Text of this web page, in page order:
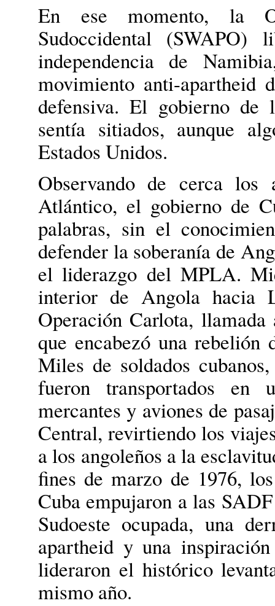
En ese momento, la
Sudoccidental
independencia de
movimiento anti-apartheid
defensiva. El gobierno
sentía sitiados, aunque
Estados Unidos.
Observando de cerca
Atlántico, el gobierno de
palabras, sin el
defender la soberanía de
el liderazgo del MPLA.
interior de Angola hacia
Operación Carlota,
que encabezó una
Miles de soldados
fueron transportados en
mercantes y aviones de
Central, revirtiendo los
a los angoleños a la
fines de marzo de 1976,
Cuba empujaron a las
Sudoeste ocupada, una
apartheid y una
lideraron el histórico
mismo año.